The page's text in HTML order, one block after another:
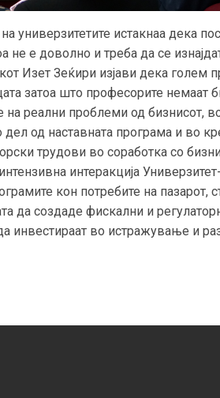
универзитетите истакнаа дека
не е доволно и треба да се
Изет Зеќири изјави дека голем
затоа што професорите немаат
реални проблеми од бизнисот,
од наставната програма и во
трудови во соработка со
интеракција
кон потребите на пазарот,
да создаде фискални и
инвестираат во истражување и